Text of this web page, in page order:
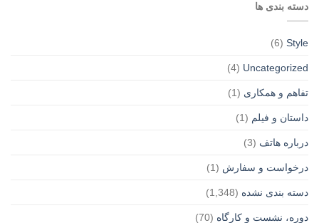
دسته بندی ها
Style
(6)
Uncategorized
(4)
تفاهم و همکاری (1)
داستان و فیلم (1)
درباره هاتف (3)
درخواست و سفارش (1)
دسته بندی نشده (1,348)
دوره، نشست و کارگاه (70)